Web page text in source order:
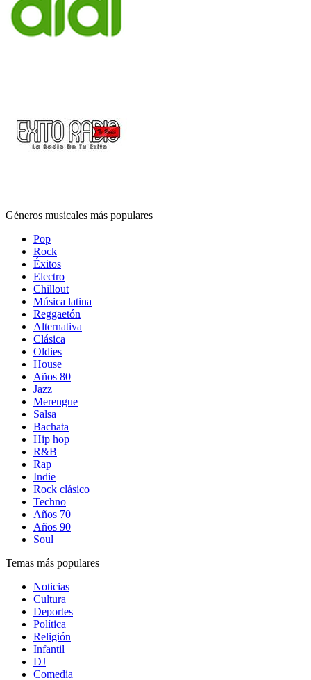
Géneros musicales más populares
Pop
Rock
Éxitos
Electro
Chillout
Música latina
Reggaetón
Alternativa
Clásica
Oldies
House
Años 80
Jazz
Merengue
Salsa
Bachata
Hip hop
R&B
Rap
Indie
Rock clásico
Techno
Años 70
Años 90
Soul
Temas más populares
Noticias
Cultura
Deportes
Política
Religión
Infantil
DJ
Comedia